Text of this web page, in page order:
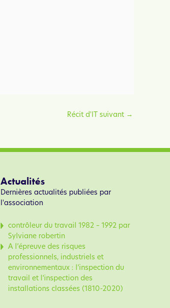
Récit d'IT suivant →
Actualités
Dernières actualités publiées par
l'association
contrôleur du travail 1982 – 1992 par
Sylviane robertin
A l’épreuve des risques
professionnels, industriels et
environnementaux : l’inspection du
travail et l’inspection des
installations classées (1810-2020)